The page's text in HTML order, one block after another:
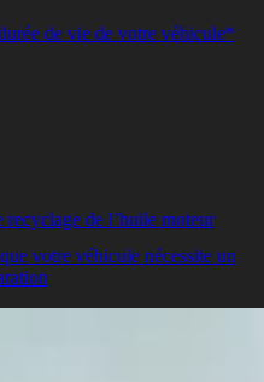
de vie de votre véhicule*
recyclage de l’huile moteur
votre véhicule nécessite un